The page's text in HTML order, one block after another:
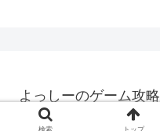
よっしーのゲーム攻略
© 2016 よっしーのゲーム攻略.
検索 トップ